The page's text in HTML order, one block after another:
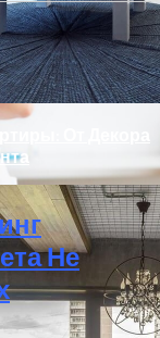
От Декора
Не